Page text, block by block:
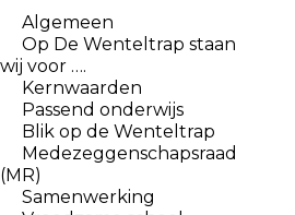
Algemeen
Op De Wenteltrap staan
wij voor ….
Kernwaarden
Passend onderwijs
Blik op de Wenteltrap
Medezeggenschapsraad
(MR)
Samenwerking